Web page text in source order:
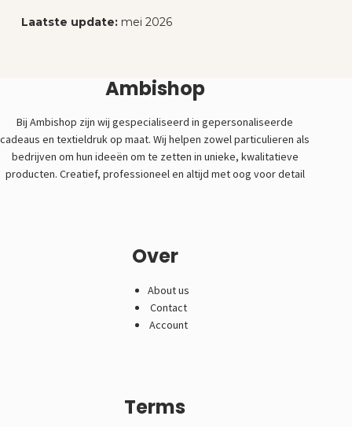
Laatste update:mei 2026
Ambishop
Bij Ambishop zijn wij gespecialiseerd in gepersonaliseerde
cadeaus en textieldruk op maat. Wij helpen zowel particulieren als
bedrijven om hun ideeën om te zetten in unieke, kwalitatieve
producten. Creatief, professioneel en altijd met oog voor detail
Over
About us
Contact
Account
Terms